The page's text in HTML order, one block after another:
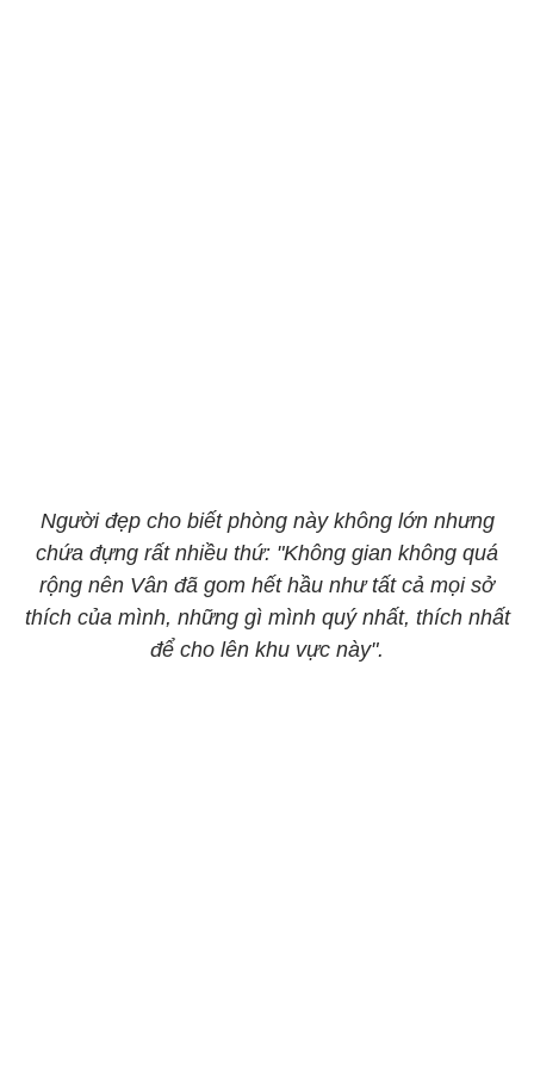
Người đẹp cho biết phòng này không lớn nhưng
chứa đựng rất nhiều thứ: "Không gian không quá
rộng nên Vân đã gom hết hầu như tất cả mọi sở
thích của mình, những gì mình quý nhất, thích nhất
để cho lên khu vực này".